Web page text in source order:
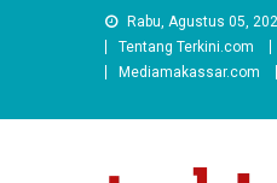
Rabu, Agustus 05,
Tentang Terkini.com
Mediamakassar.com